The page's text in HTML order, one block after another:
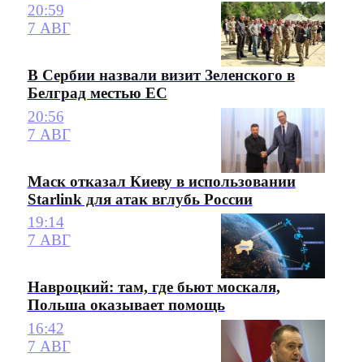
20:59
7 АВГ
В Сербии назвали визит Зеленского в
Белград местью ЕС
20:56
7 АВГ
Маск отказал Киеву в использовании
Starlink для атак вглубь России
19:14
7 АВГ
Навроцкий: там, где бьют москаля,
Польша оказывает помощь
16:42
7 АВГ